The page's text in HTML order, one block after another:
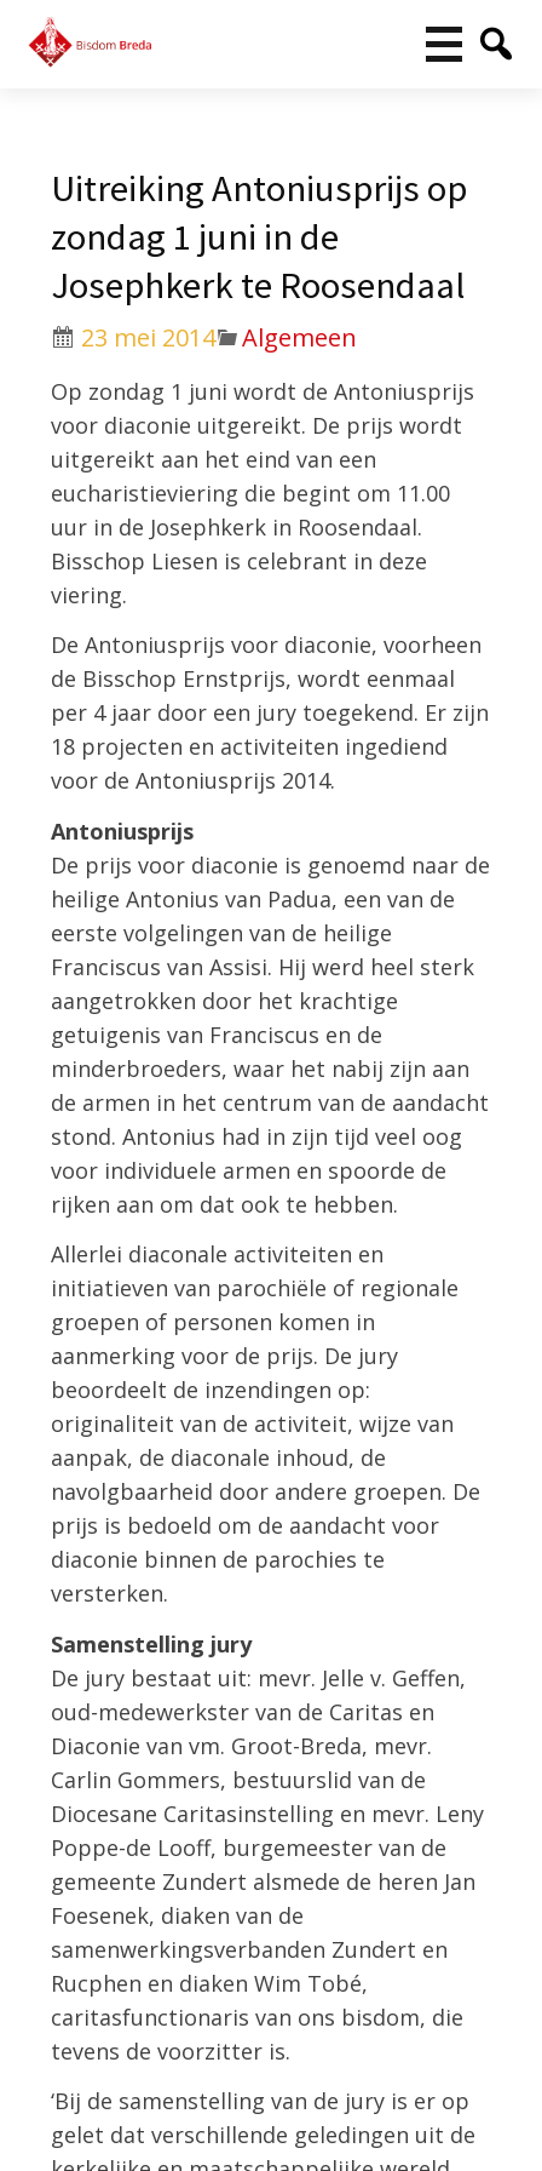
Uitreiking Antoniusprijs op
zondag 1 juni in de
Josephkerk te Roosendaal
23 mei 2014 Algemeen
Op zondag 1 juni wordt de Antoniusprijs
voor diaconie uitgereikt. De prijs wordt
uitgereikt aan het eind van een
eucharistieviering die begint om 11.00
uur in de Josephkerk in Roosendaal.
Bisschop Liesen is celebrant in deze
viering.
De Antoniusprijs voor diaconie, voorheen
de Bisschop Ernstprijs, wordt eenmaal
per 4 jaar door een jury toegekend. Er zijn
18 projecten en activiteiten ingediend
voor de Antoniusprijs 2014.
Antoniusprijs
De prijs voor diaconie is genoemd naar de
heilige Antonius van Padua, een van de
eerste volgelingen van de heilige
Franciscus van Assisi. Hij werd heel sterk
aangetrokken door het krachtige
getuigenis van Franciscus en de
minderbroeders, waar het nabij zijn aan
de armen in het centrum van de aandacht
stond. Antonius had in zijn tijd veel oog
voor individuele armen en spoorde de
rijken aan om dat ook te hebben.
Allerlei diaconale activiteiten en
initiatieven van parochiële of regionale
groepen of personen komen in
aanmerking voor de prijs. De jury
beoordeelt de inzendingen op:
originaliteit van de activiteit, wijze van
aanpak, de diaconale inhoud, de
navolgbaarheid door andere groepen. De
prijs is bedoeld om de aandacht voor
diaconie binnen de parochies te
versterken.
Samenstelling jury
De jury bestaat uit: mevr. Jelle v. Geffen,
oud-medewerkster van de Caritas en
Diaconie van vm. Groot-Breda, mevr.
Carlin Gommers, bestuurslid van de
Diocesane Caritasinstelling en mevr. Leny
Poppe-de Looff, burgemeester van de
gemeente Zundert alsmede de heren Jan
Foesenek, diaken van de
samenwerkingsverbanden Zundert en
Rucphen en diaken Wim Tobé,
caritasfunctionaris van ons bisdom, die
tevens de voorzitter is.
‘Bij de samenstelling van de jury is er op
gelet dat verschillende geledingen uit de